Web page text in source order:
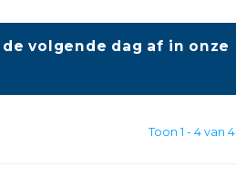
volgende dag af in onze
Toon 1 - 4 van 4